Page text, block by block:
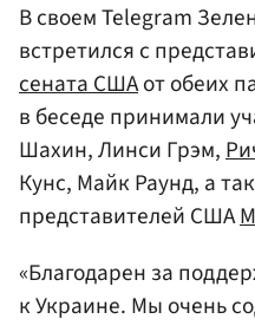
В своем Telegram
встретился с
сената СШАот обеих
в беседе принимали
Шахин, Линси Грэм,
Кунс, Майк Раунд, а
представителей США
«Благодарен за
к Украине. Мы очень